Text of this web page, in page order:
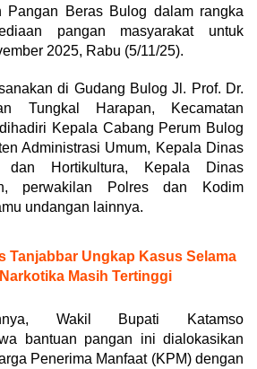
Pangan Beras Bulog dalam rangka
pangan masyarakat untuk
2025, Rabu (5/11/25).
di Gudang Bulog Jl. Prof. Dr.
Tungkal Harapan, Kecamatan
Kepala Cabang Perum Bulog
Administrasi Umum, Kepala Dinas
dan Hortikultura, Kepala Dinas
perwakilan Polres dan Kodim
undangan lainnya.
Tanjabbar Ungkap Kasus Selama
Masih Tertinggi
Wakil Bupati Katamso
bantuan pangan ini dialokasikan
Penerima Manfaat (KPM) dengan